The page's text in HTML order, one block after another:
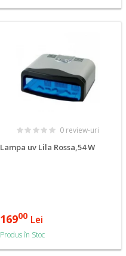
0 review-uri
Lampa uv Lila Rossa,54 W
16900 Lei
Produs în Stoc